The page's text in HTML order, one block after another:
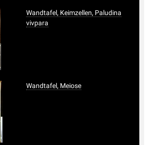
Wandtafel, Keimzellen, Paludina
vivpara
Wandtafel, Meiose